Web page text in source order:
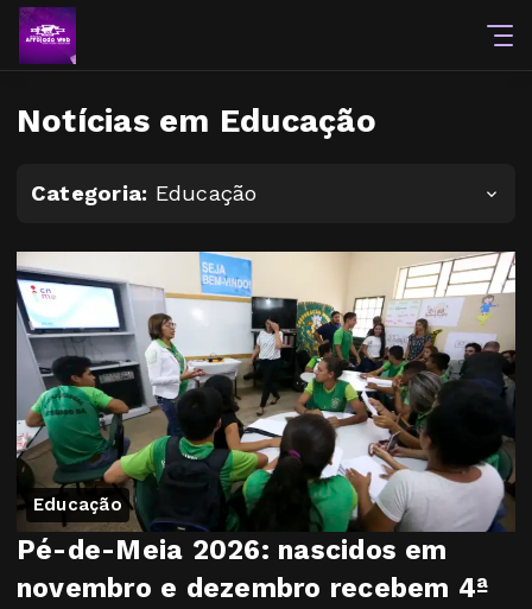
Notícias em Educação
Categoria: Educação
Educação
Pé-de-Meia 2026: nascidos em
novembro e dezembro recebem 4ª